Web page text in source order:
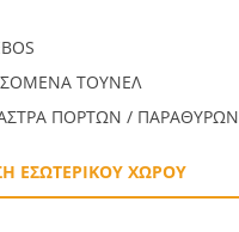
ΤΟΥΝΕΛ
ΠΟΡΤΩΝ / ΠΑΡΑΘΥΡΩΝ
ΕΣΩΤΕΡΙΚΟΥ ΧΩΡΟΥ